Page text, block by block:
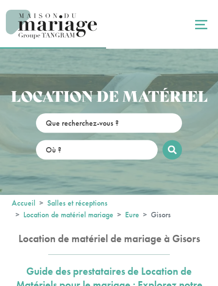
LOCATION DE MATÉRIEL
Accueil
Salles et réceptions
Location de matériel mariage
Eure Gisors
Location de matériel de mariage à Gisors
Guide des prestataires de Location de